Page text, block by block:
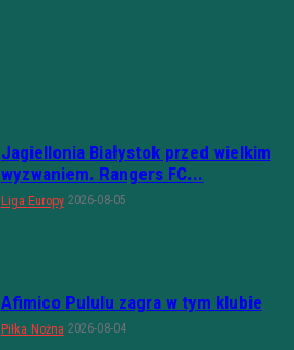
Jagiellonia Białystok przed wielkim
wyzwaniem. Rangers FC...
Liga Europy 2026-08-05
Afimico Pululu zagra w tym klubie
Piłka Nożna 2026-08-04